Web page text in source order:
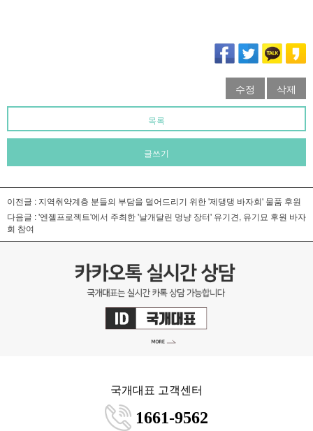
수정 삭제
목록
글쓰기
이전글 : 지역취약계층 분들의 부담을 덜어드리기 위한 '제댕댕 바자회' 물품 후원
다음글 :'엔젤프로젝트'에서 주최한 '날개달린 멍냥 장터' 유기견, 유기묘 후원 바자
회 참여
국개대표 고객센터
1661-9562